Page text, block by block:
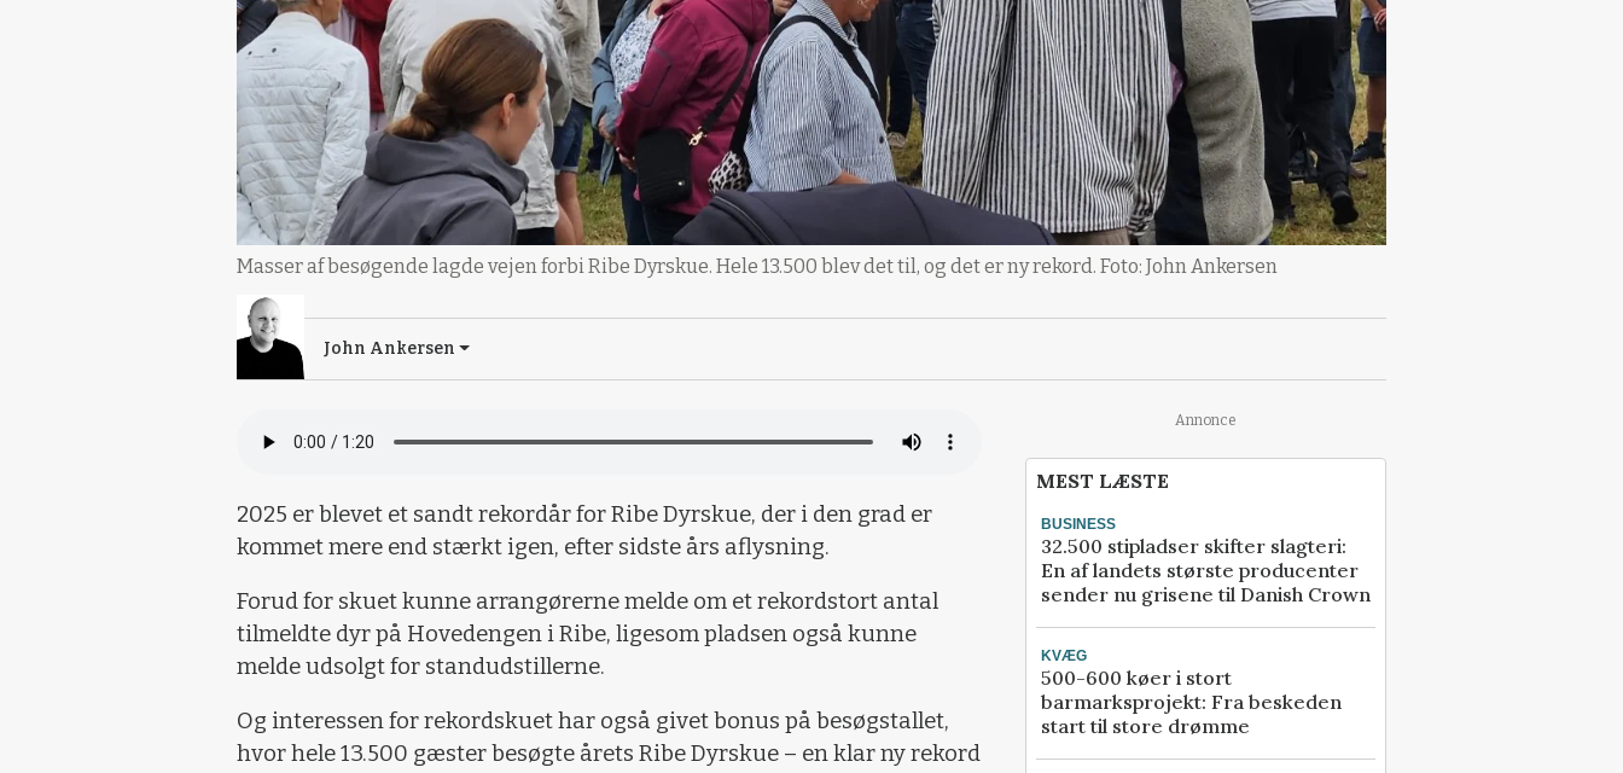
Masser af besøgende lagde vejen forbi Ribe Dyrskue. Hele 13.500 blev det til, og det er ny rekord. Foto: John Ankersen
John Ankersen
2025 er blevet et sandt rekordår for Ribe Dyrskue, der i den grad er
kommet mere end stærkt igen, efter sidste års aflysning.
Forud for skuet kunne arrangørerne melde om et rekordstort antal
tilmeldte dyr på Hovedengen i Ribe, ligesom pladsen også kunne
melde udsolgt for standudstillerne.
Og interessen for rekordskuet har også givet bonus på besøgstallet,
hvor hele 13.500 gæster besøgte årets Ribe Dyrskue – en klar ny rekord
Annonce
MEST LÆSTE
BUSINESS
32.500 stipladser skifter slagteri:
En af landets største producenter
sender nu grisene til Danish Crown
KVÆG
500-600 køer i stort
barmarksprojekt: Fra beskeden
start til store drømme